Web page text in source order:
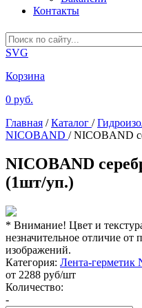
Контакты
SVG
Корзина
0 руб.
Главная / Каталог /
NICOBAND / NICOBAND
NICOBAND
(1шт/уп.)
* Внимание! Цвет и
незначительное отличие от
изображений.
Категория: Лента-
от 2288 руб/шт
Количество:
-